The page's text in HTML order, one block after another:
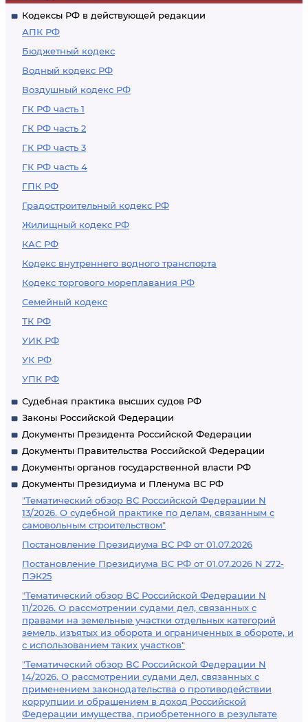
Кодексы РФ в действующей редакции
АПК РФ
Бюджетный кодекс
Водный кодекс РФ
Воздушный кодекс РФ
ГК РФ часть 1
ГК РФ часть 2
ГК РФ часть 3
ГК РФ часть 4
ГПК РФ
Градостроительный кодекс РФ
Жилищный кодекс РФ
КАС РФ
Кодекс внутреннего водного транспорта
Кодекс торгового мореплавания РФ
Семейный кодекс
ТК РФ
УИК РФ
УК РФ
УПК РФ
Судебная практика высших судов РФ
Законы Российской Федерации
Документы Президента Российской Федерации
Документы Правительства Российской Федерации
Документы органов государственной власти РФ
Документы Президиума и Пленума ВС РФ
"Тематический обзор ВС Российской Федерации N
13/2026. О судебной практике по делам, связанным с
самовольным строительством"
Постановление Президиума ВС РФ от 01.07.2026
Постановление Президиума ВС РФ от 01.07.2026 N 272-
ПЭК25
"Тематический обзор ВС Российской Федерации N
11/2026. О рассмотрении судами дел, связанных с
правами на земельные участки отдельных категорий
земель, изъятых из оборота и ограниченных в обороте, и
с использованием таких участков"
"Тематический обзор ВС Российской Федерации N
14/2026. О рассмотрении судами дел, связанных с
применением законодательства о противодействии
коррупции и обращением в доход Российской
Федерации имущества, приобретенного в результате